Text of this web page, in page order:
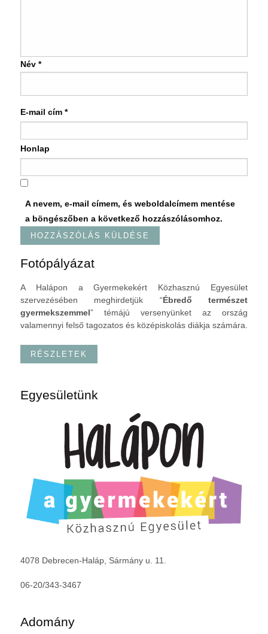
Név *
E-mail cím *
Honlap
A nevem, e-mail címem, és weboldalcímem mentése
a böngészőben a következő hozzászólásomhoz.
Fotópályázat
A Halápon a Gyermekekért Közhasznú Egyesület
szervezésében meghirdetjük “Ébredő természet
gyermekszemmel” témájú versenyünket az ország
valamennyi felső tagozatos és középiskolás diákja számára.
RÉSZLETEK
Egyesületünk
4078 Debrecen-Haláp, Sármány u. 11.
06-20/343-3467
Adomány